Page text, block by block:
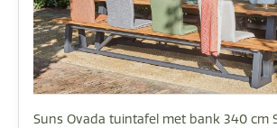
Suns Ovada tuintafel met bank 340 cm